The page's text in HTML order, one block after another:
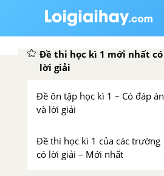
Đề cương ôn tập học kì 1
Lịch sử 11
Đề thi học kì 1 mới nhất có
lời giải
Đề ôn tập học kì 1 – Có đáp án
và lời giải
Đề thi học kì 1 của các trường
có lời giải – Mới nhất